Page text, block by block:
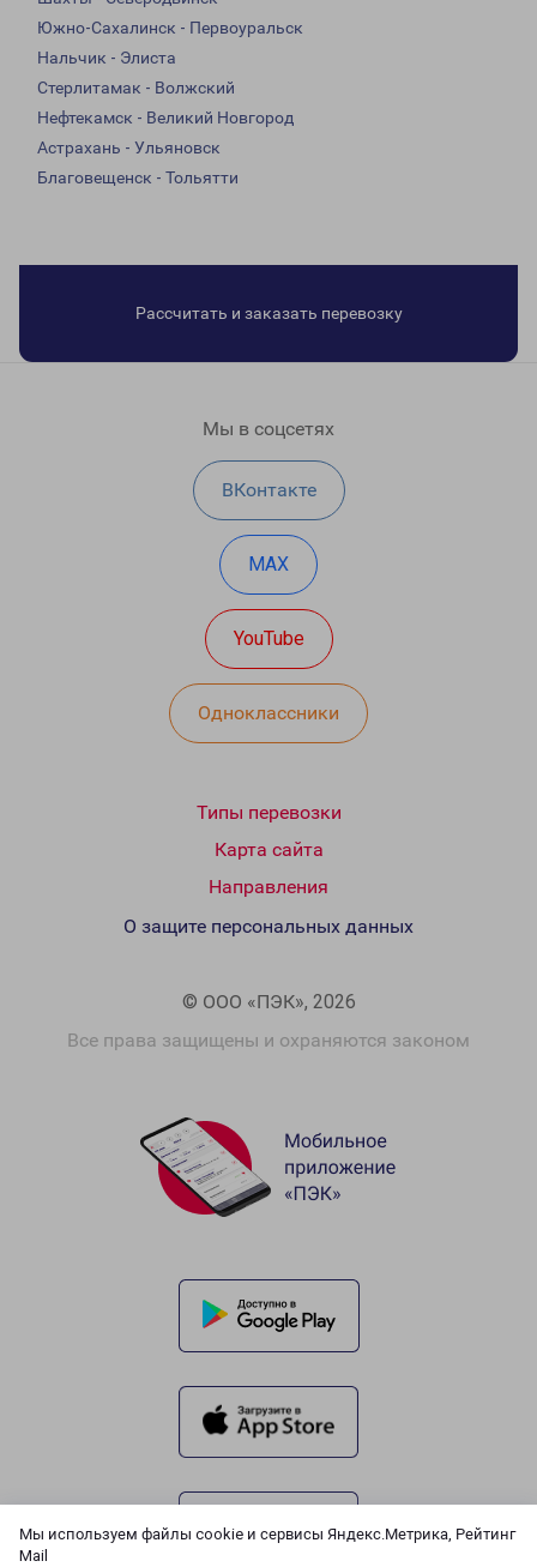
Мы используем файлы cookie и сервисы Яндекс.Метрика, Рейтинг
Mail
Южно-Сахалинск - Первоуральск
Нальчик - Элиста
Стерлитамак - Волжский
Нефтекамск - Великий Новгород
Астрахань - Ульяновск
Благовещенск - Тольятти
Рассчитать и заказать перевозку
Мы в соцсетях
ВКонтакте
MAX
YouTube
Одноклассники
Типы перевозки
Карта сайта
Направления
© ООО «ПЭК», 2026
Все права защищены и охраняются законом
О защите персональных данных